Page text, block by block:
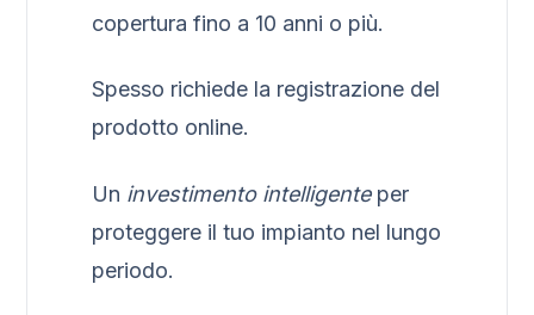
copertura fino a 10 anni o più.
Spesso richiede la registrazione del
prodotto online.
Un investimento intelligenteper
proteggere il tuo impianto nel lungo
periodo.